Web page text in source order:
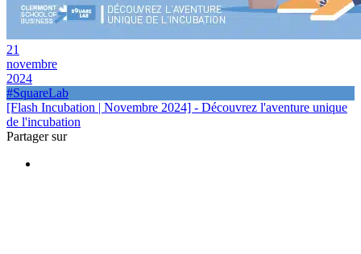
21
novembre
2024
#SquareLab
[Flash Incubation | Novembre 2024] - Découvrez l'aventure unique
de l'incubation
Partager sur